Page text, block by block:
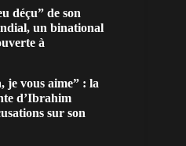
déçu” de son
un binational
à
je vous aime” : la
d’Ibrahim
sur son